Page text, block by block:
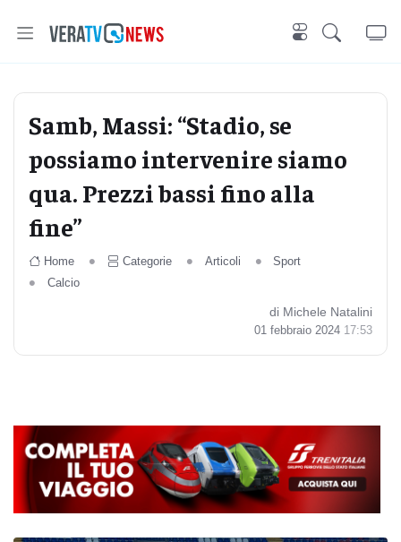
Samb, Massi: “Stadio, se
possiamo intervenire siamo
qua. Prezzi bassi fino alla
fine”
Home Categorie Articoli
Sport
Calcio
di Michele Natalini
01 febbraio 2024 17:53